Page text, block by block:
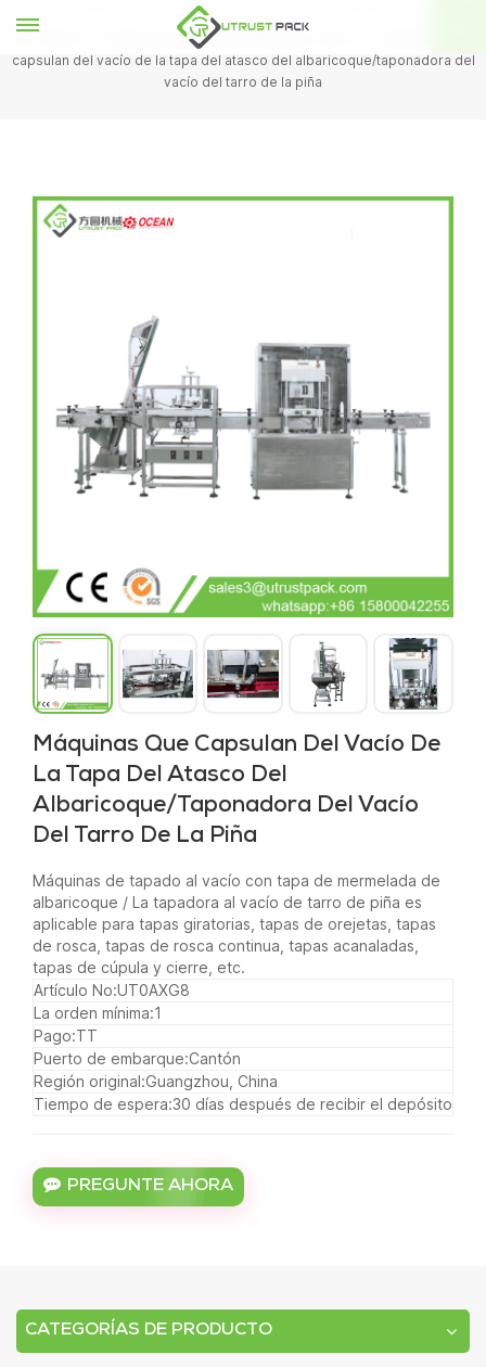
Máquina automática de tapado al vacío
capsulan del vacío de la tapa del atasco del albaricoque/taponadora del
vacío del tarro de la piña
Máquinas Que Capsulan Del Vacío De
La Tapa Del Atasco Del
Albaricoque/taponadora Del Vacío
Del Tarro De La Piña
Máquinas de tapado al vacío con tapa de mermelada de
albaricoque / La tapadora al vacío de tarro de piña es
aplicable para tapas giratorias, tapas de orejetas, tapas
de rosca, tapas de rosca continua, tapas acanaladas,
tapas de cúpula y cierre, etc.
Artículo No:UT0AXG8
La orden mínima:1
Pago:TT
Puerto de embarque:Cantón
Región original:Guangzhou, China
Tiempo de espera:30 días después de recibir el depósito
PREGUNTE AHORA
CATEGORÍAS DE PRODUCTO